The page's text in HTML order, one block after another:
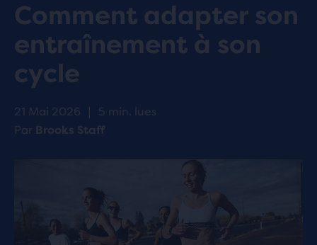
WELLNESS
COMMENT
ADAPTER SON
ENTRAÎNEMENT
À SON CYCLE
Comment adapter son
entraînement à son
cycle
21 Mai 2026 |
5 min. lues
Par Brooks Staff